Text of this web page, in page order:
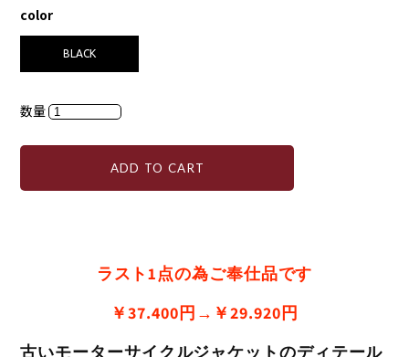
color
BLACK
数量
ADD TO CART
ラスト1点の為ご奉仕品です
￥37.400円→￥29.920円
古いモーターサイクルジャケットのディテール